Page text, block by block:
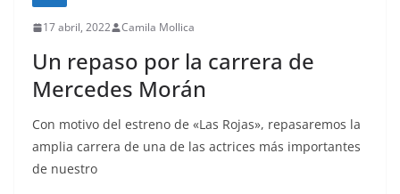
17 abril, 2022 Camila Mollica
Un repaso por la carrera de
Mercedes Morán
Con motivo del estreno de «Las Rojas», repasaremos la
amplia carrera de una de las actrices más importantes
de nuestro